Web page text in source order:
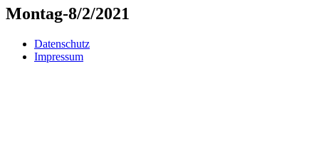
Montag-8/2/2021
Datenschutz
Impressum